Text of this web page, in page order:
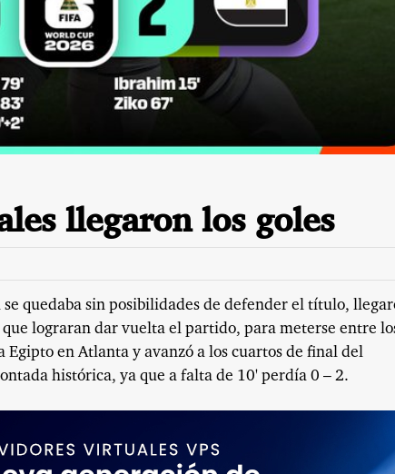
llegaron los goles
quedaba sin posibilidades de defender el título,
lograran dar vuelta el partido, para meterse entre
en Atlanta y avanzó a los cuartos de final del
histórica, ya que a falta de 10' perdía 0 – 2.